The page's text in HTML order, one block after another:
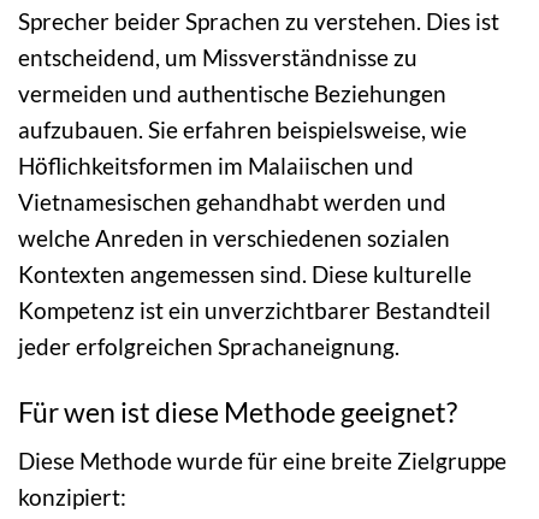
Sprecher beider Sprachen zu verstehen. Dies ist
entscheidend, um Missverständnisse zu
vermeiden und authentische Beziehungen
aufzubauen. Sie erfahren beispielsweise, wie
Höflichkeitsformen im Malaiischen und
Vietnamesischen gehandhabt werden und
welche Anreden in verschiedenen sozialen
Kontexten angemessen sind. Diese kulturelle
Kompetenz ist ein unverzichtbarer Bestandteil
jeder erfolgreichen Sprachaneignung.
Für wen ist diese Methode geeignet?
Diese Methode wurde für eine breite Zielgruppe
konzipiert: